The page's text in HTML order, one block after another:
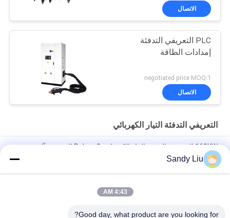
الاتصال
PLC التعريفي التدفئة
إمدادات الطاقة
negotiated price MOQ:1
الاتصال
التعريفي التدفئة التيار الكهربائي
160KW التعريفي التدفئة التيار الكهربائي 3 Pahse التعريفي آلة تزوير
الزائدة
الحماية من الحرارة الزائدة، إمداد طاقة التسخين بالحث مع ملفات
Sandy Liu
4:43 AM
Good day, what product are you looking for?